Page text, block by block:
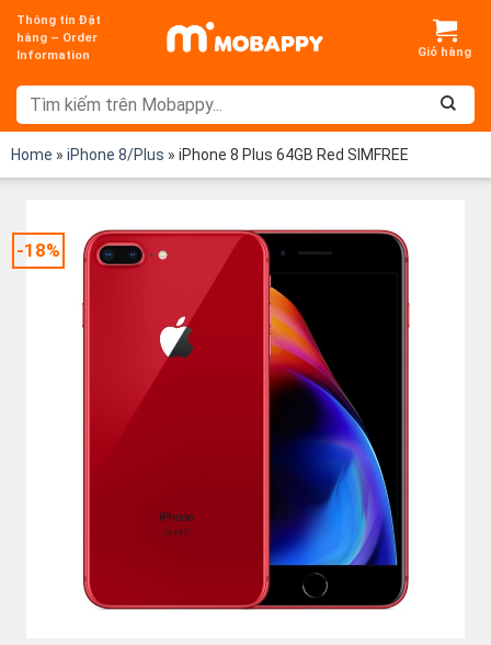
Chuyển
đến
dung
Thông tin Đặt
hàng – Order
Information
Home » iPhone 8/Plus » iPhone 8 Plus 64GB Red SIMFREE
-18%